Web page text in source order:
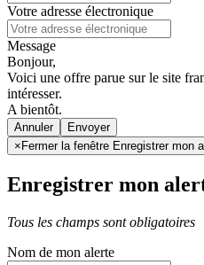
Votre adresse électronique
Message
Bonjour,
Voici une offre parue sur le site
intéresser.
A bientôt.
Annuler
× Fermer la fenêtre Enregistrer mon
Enregistrer mon
Tous les champs sont obligatoires
Nom de mon alerte